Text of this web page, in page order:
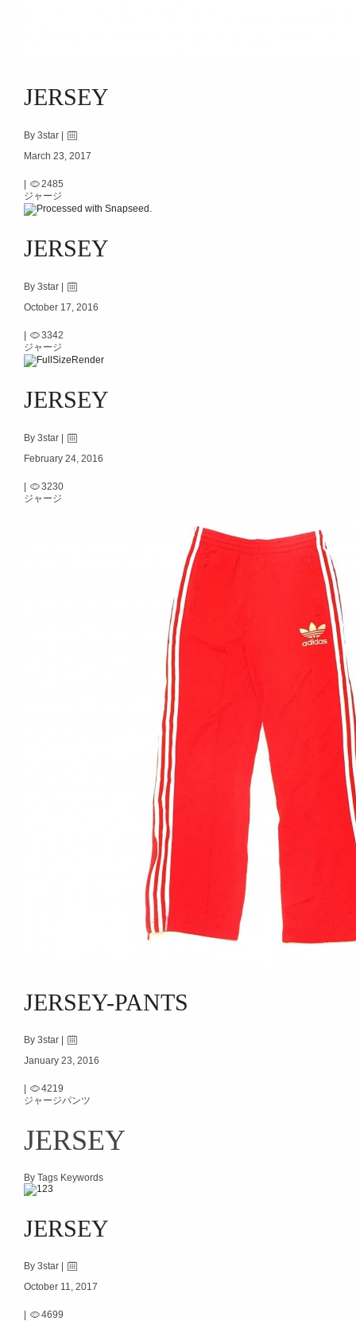
JERSEY
By 3star |
March 23, 2017
2485
ジャージ
JERSEY
By 3star |
October 17, 2016
|
3342
ジャージ
JERSEY
By 3star |
February 24, 2016
|
3230
ジャージ
JERSEY-PANTS
By 3star |
January 23, 2016
4219
ジャージパンツ
JERSEY
By Tags Keywords
JERSEY
By 3star |
October 11, 2017
4699